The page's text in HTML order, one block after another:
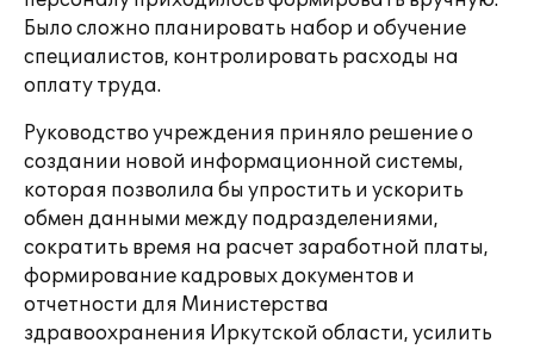
Было сложно планировать набор и обучение
специалистов, контролировать расходы на
оплату труда.
Руководство учреждения приняло решение о
создании новой информационной системы,
которая позволила бы упростить и ускорить
обмен данными между подразделениями,
сократить время на расчет заработной платы,
формирование кадровых документов и
отчетности для Министерства
здравоохранения Иркутской области, усилить